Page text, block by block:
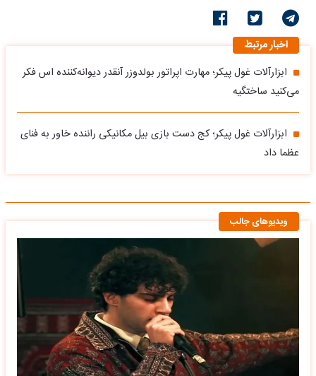
اخبار مرتبط
ابزارآلات غول پیکر؛ مهارت‌ اپراتور بولدوزر آنقدر دیوانه‌کننده اس فکر
می‌کنید ساختگیه
ابزارآلات غول پیکر؛ کج دست بازی بیل مکانیکی راننده خاور به فنای
عظما داد
ویدیوهای جالب